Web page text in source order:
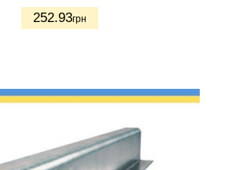
252.93грн